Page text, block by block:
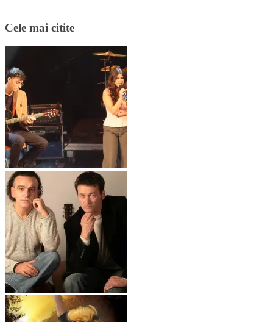
Cele mai citite